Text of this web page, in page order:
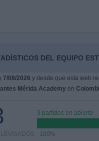
DEL EQUIPO
7/08/2026 y desde que esta web
Mérida Academyen
3 partidos en abierto
100%